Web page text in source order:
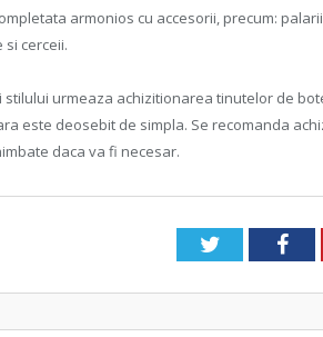
armonios cu accesorii, precum:
cerceii.
stilului urmeaza achizitionarea tinutelor de
este deosebit de simpla. Se recomanda
daca va fi necesar.
Twitter